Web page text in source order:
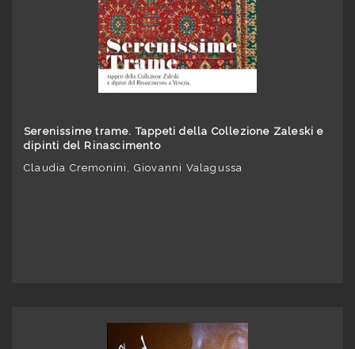
Serenissime trame. Tappeti della Collezione Zaleski e
dipinti del Rinascimento
Claudia Cremonini, Giovanni Valagussa